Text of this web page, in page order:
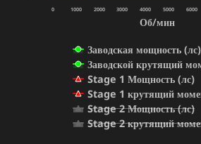
Об/мин
Заводская мощность (лс)
Заводской крутящий
Stage 1 Мощность (лс)
Stage 1 крутящий
Stage 2 Мощность (лс)
Stage 2 крутящий
0 1000 2000 3000 4000 5000 6000